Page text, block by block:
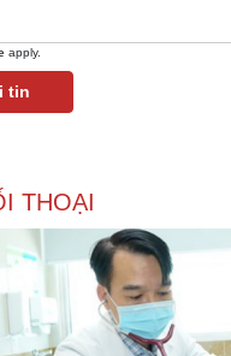
apply.
tin
THOẠI